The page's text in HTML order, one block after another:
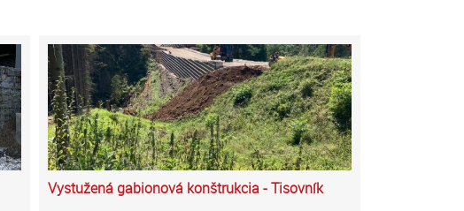
Vystužená gabionová konštrukcia - Tisovník